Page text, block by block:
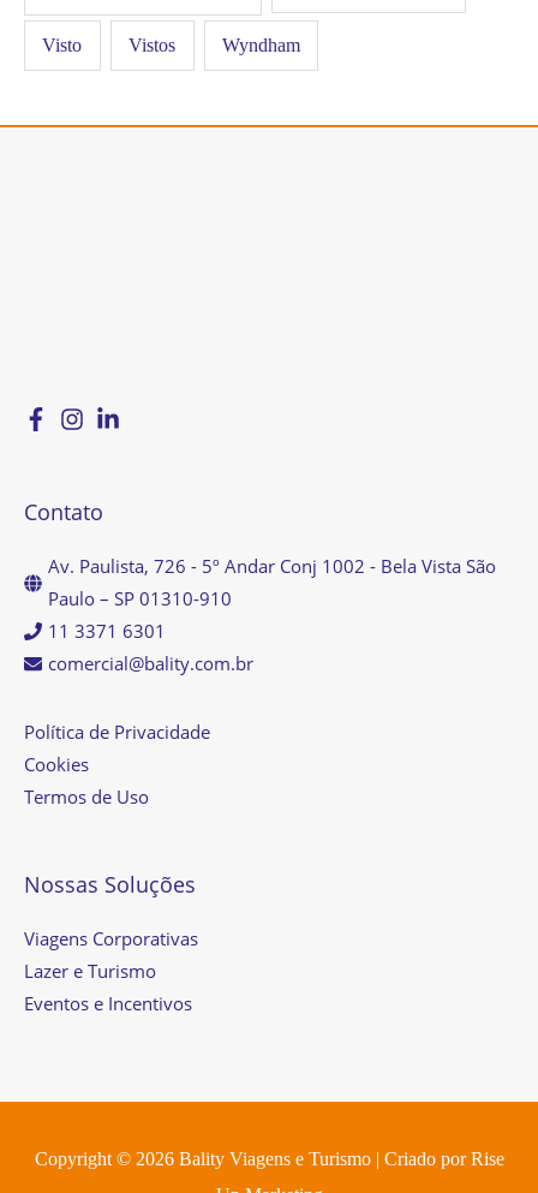
Visto Vistos Wyndham
Contato
Av. Paulista, 726 - 5º Andar Conj 1002 - Bela Vista São
Paulo – SP 01310-910
11 3371 6301
comercial@bality.com.br
Política de Privacidade
Cookies
Termos de Uso
Nossas Soluções
Viagens Corporativas
Lazer e Turismo
Eventos e Incentivos
Copyright © 2026 Bality Viagens e Turismo| Criado porRise